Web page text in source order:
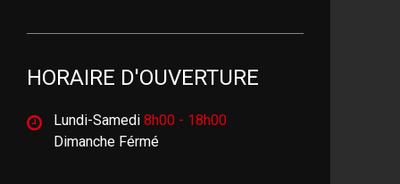
HORAIRE D'OUVERTURE
Lundi-Samedi 8h00 - 18h00
Dimanche Férmé